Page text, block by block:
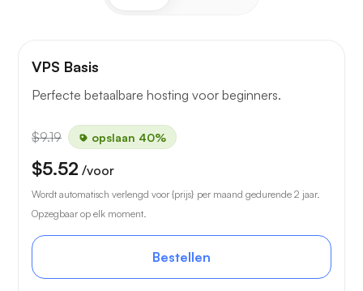
VPS Basis
Perfecte betaalbare hosting voor beginners.
$9.19 opslaan 40%
$5.52 /voor
Wordt automatisch verlengd voor {prijs} per maand gedurende 2 jaar.
Opzegbaar op elk moment.
Bestellen